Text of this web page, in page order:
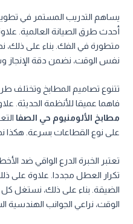
يساهم التدريب المستمر في
أحدث طرق الصيانة العالمية.
متطورة في الفك. بناء على
نفس الوقت، نضمن دقة الإنجاز
تتنوع تصاميم المطابخ وتختلف
فاهما عميقا للأنظمة الحديثة.
مطابخ الألومنيوم حي الصفا
على نوع القطاعات بسرعة. هكذا
تعتبر الخبرة الدرع الواقي ضد
تكرار العطل مجددا. علاوة على
الضيقة. بناء على ذلك، نستغل
الوقت، نراعي الجوانب الهندسية